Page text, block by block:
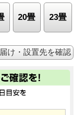
20畳 23畳
け・設置先を確認